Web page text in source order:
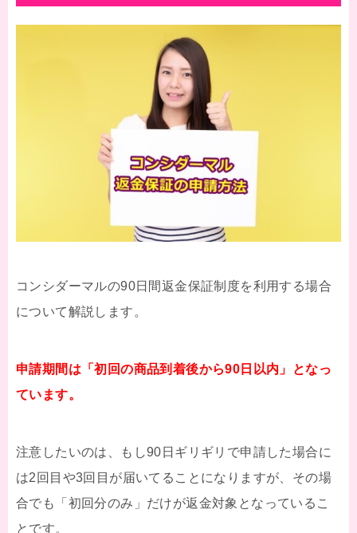
コンシダーマルの90日間返金保証制度を利用する場合
について解説します。
申請期間は「初回の商品到着後から90日以内」となっ
ています。
注意したいのは、もし90日ギリギリで申請した場合に
は2回目や3回目が届いてることになりますが、その場
合でも「初回分のみ」だけが返金対象となっているこ
とです。